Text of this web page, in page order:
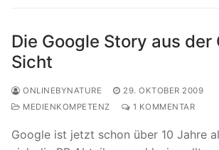
Die Google Story aus der
Sicht
ONLINEBYNATURE
29. OKTOBER 2009
MEDIENKOMPETENZ
1 KOMMENTAR
Google ist jetzt schon über 10 Jahre